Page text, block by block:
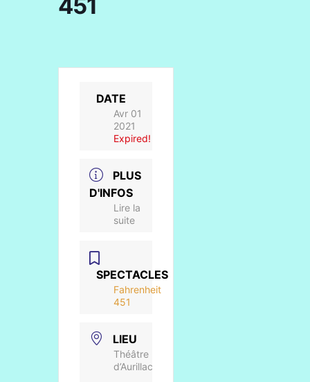
451
DATE
Avr 01
2021
Expired!
PLUS
D'INFOS
Lire la
suite
SPECTACLES
Fahrenheit
451
LIEU
Théâtre
d’Aurillac